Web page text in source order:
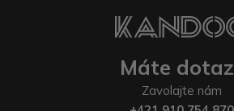
Máte
Zavolajte nám